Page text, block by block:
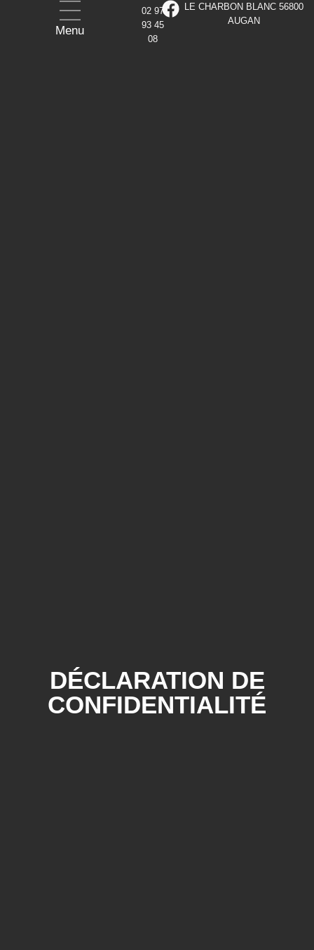
LE CHARBON BLANC 56800
AUGAN
02 97
93 45
08
Menu
DÉCLARATION DE
CONFIDENTIALITÉ